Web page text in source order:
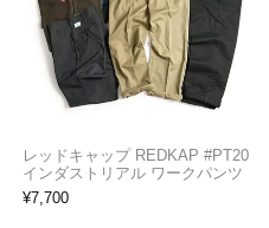
レッドキャップ REDKAP #PT20
インダストリアル ワークパンツ
¥7,700